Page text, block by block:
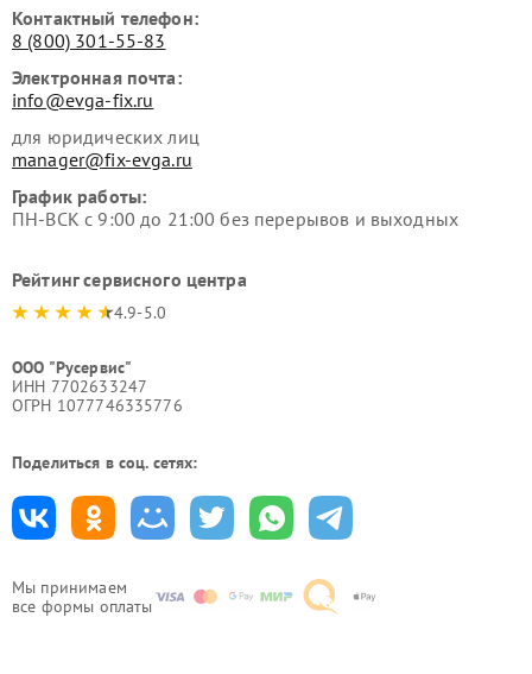
Мы принимаем
все формы оплаты
Контактный телефон:
8 (800) 301-55-83
Электронная почта:
info@evga-fix.ru
для юридических лиц
manager@fix-evga.ru
График работы:
ПН-ВСК с 9:00 до 21:00 без перерывов и выходных
Рейтинг сервисного центра
4.9-5.0
ООО "Русервис"
ИНН 7702633247
ОГРН 1077746335776
Поделиться в соц. сетях: